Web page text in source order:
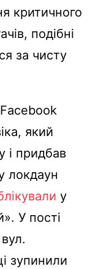
критичного
подібні
за чисту
який
і придбав
локдаун
у
У пості
зупинили